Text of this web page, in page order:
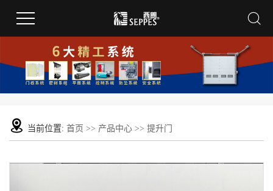
当前位置: 首页 >> 产品中心 >> 提升门